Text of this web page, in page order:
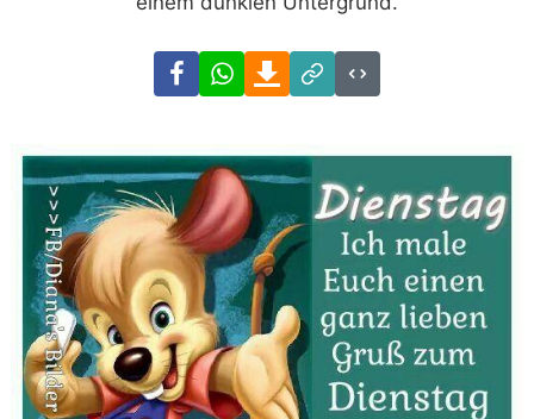
FacebookWhatsAppDownload
Link
Code